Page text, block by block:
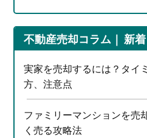
不動産売却コラム 新
実家を売却するには？タイ
方、注意点
ファミリーマンションを売
く売る攻略法